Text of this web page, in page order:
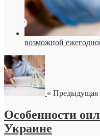
возможной
« Предыдущая
Особенности
Украине